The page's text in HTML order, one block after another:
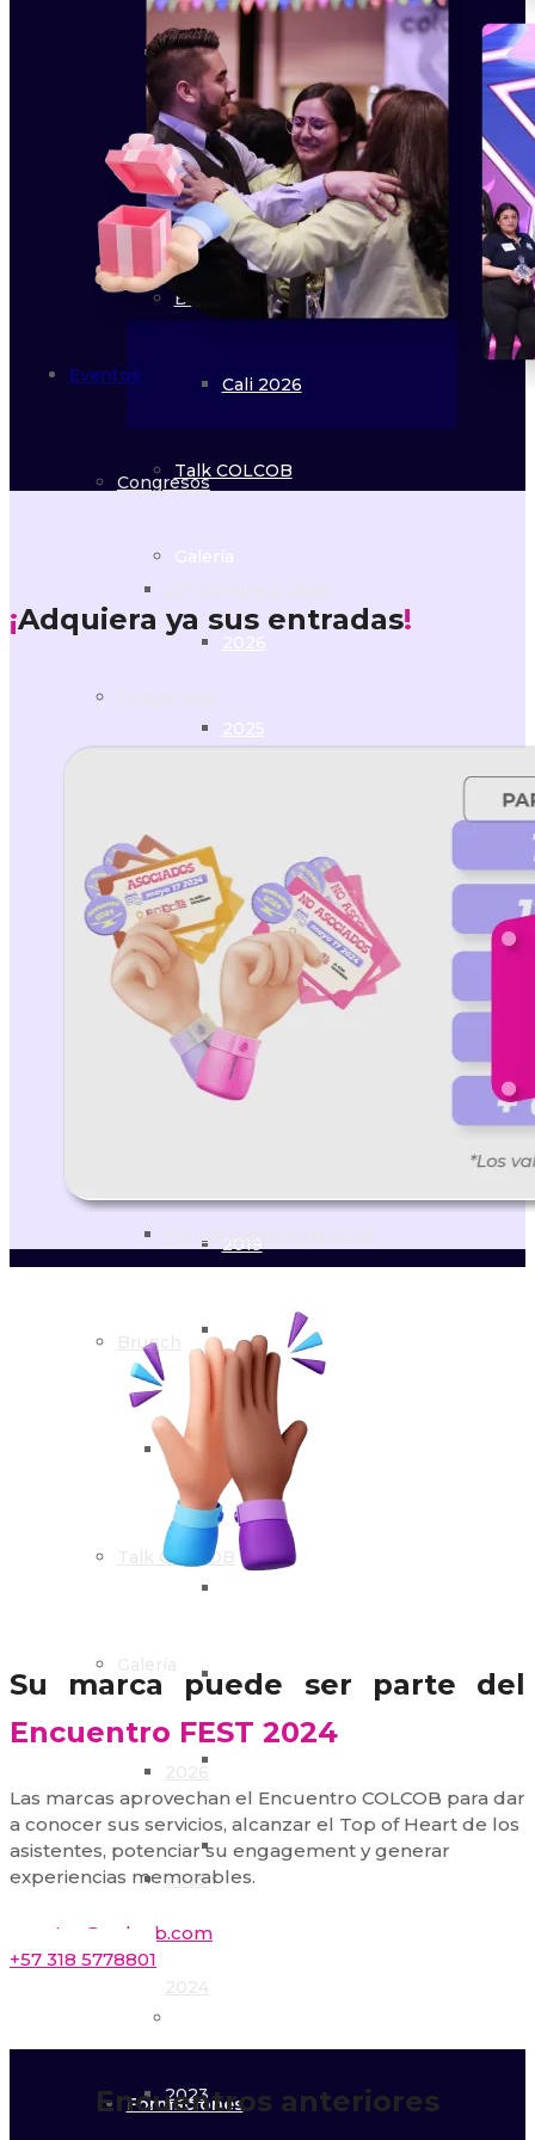
Foro Bogotá 2026
Foro Medellín 2026
Foro Bucaramanga 2026
Brunch
Cali 2026
Talk COLCOB
Galería
2026
2025
2023
2022
2021
2019
2018
2017
2016
2014
2012
Formaciones
Cobertura Asociados
Observatorio de Convocatorias
Eventos Académicos
Eventos
Congresos
Foros
Foro Bogotá 2026
Foro Bucaramanga 2026
Brunch
Cali 2026
Talk COLCOB
2025
2023
¡Adquiera ya sus entradas!
Su marca puede ser parte del
Encuentro FEST 2024
Las marcas aprovechan el Encuentro COLCOB para dar
a conocer sus servicios, alcanzar el Top of Heart de los
asistentes, potenciar su engagement y generar
experiencias memorables.
eventos@colcob.com
+57 318 5778801
Encuentros anteriores